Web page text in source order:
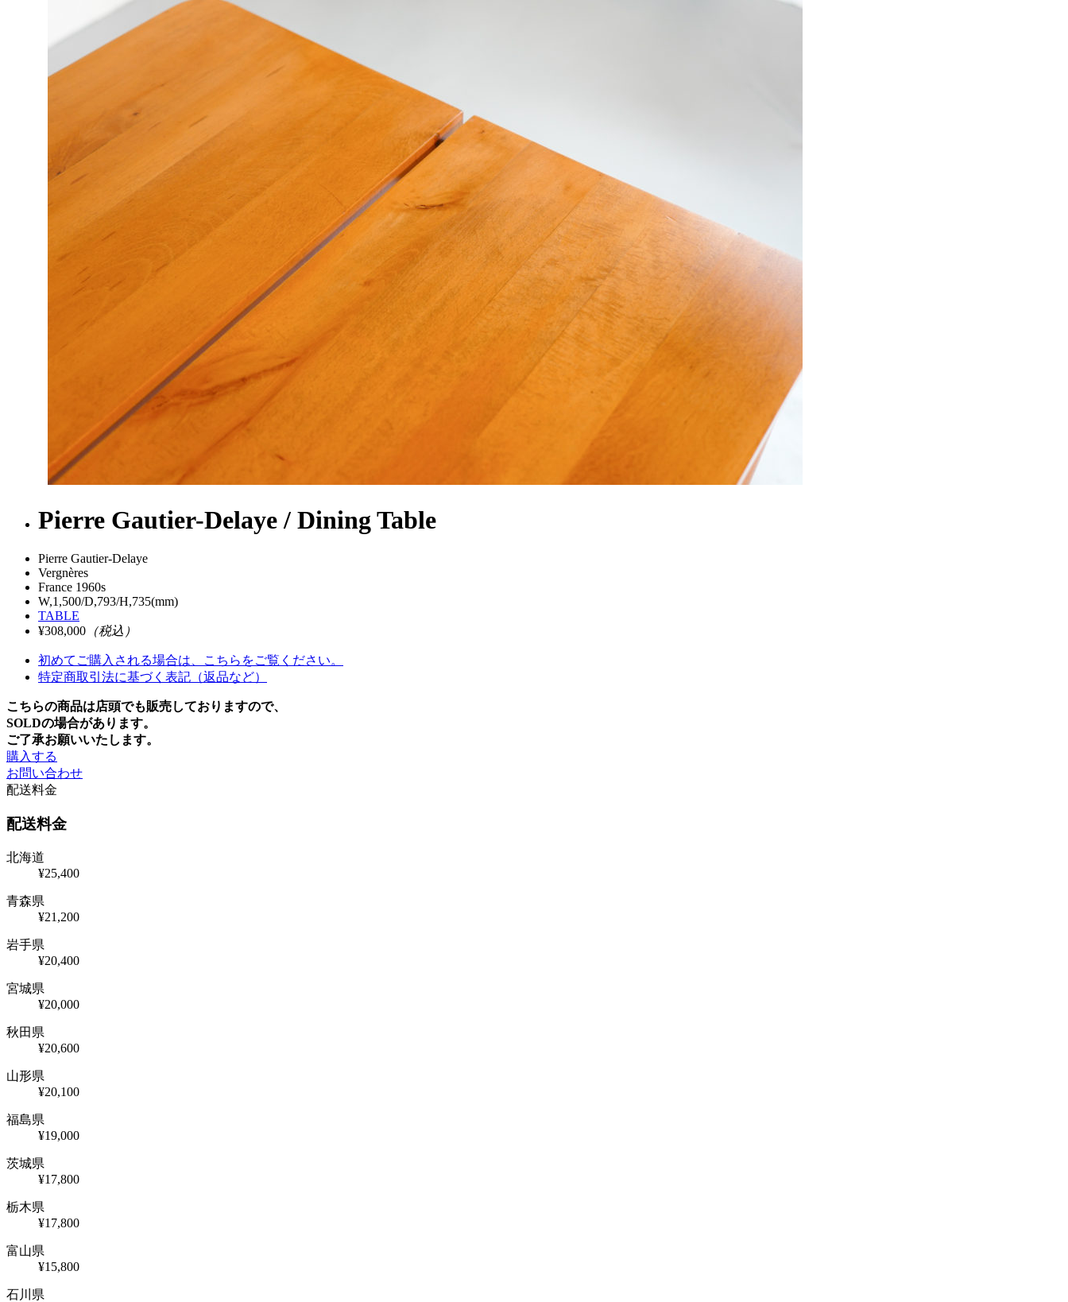
Pierre Gautier-Delaye / Dining Table
Pierre Gautier-Delaye
Vergnères
France 1960s
W,1,500/D,793/H,735(mm)
TABLE
¥308,000 （税込）
初めてご購入される場合は、こちらをご覧ください。
特定商取引法に基づく表記（返品など）
こちらの商品は店頭でも販売しておりますので、
SOLDの場合があります。
ご了承お願いいたします。
購入する
お問い合わせ
配送料金
配送料金
北海道
¥25,400
青森県
¥21,200
岩手県
¥20,400
宮城県
¥20,000
秋田県
¥20,600
山形県
¥20,100
福島県
¥19,000
茨城県
¥17,800
栃木県
¥17,800
富山県
¥15,800
石川県